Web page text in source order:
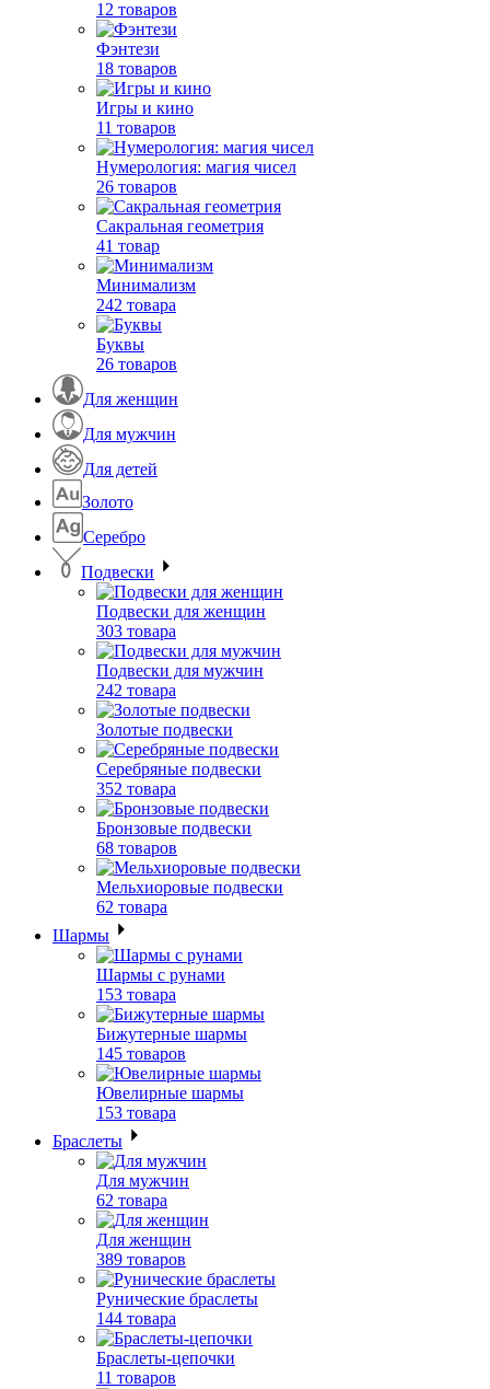
12 товаров
Фэнтези
18 товаров
Игры и кино
11 товаров
Нумерология: магия чисел
26 товаров
Сакральная геометрия
41 товар
Минимализм
242 товара
Буквы
26 товаров
Для женщин
Для мужчин
Для детей
Золото
Серебро
Подвески
Подвески для женщин
303 товара
Подвески для мужчин
242 товара
Золотые подвески
Серебряные подвески
352 товара
Бронзовые подвески
68 товаров
Мельхиоровые подвески
62 товара
Шармы
Шармы с рунами
153 товара
Бижутерные шармы
145 товаров
Ювелирные шармы
153 товара
Браслеты
Для мужчин
62 товара
Для женщин
389 товаров
Рунические браслеты
144 товара
Браслеты-цепочки
11 товаров